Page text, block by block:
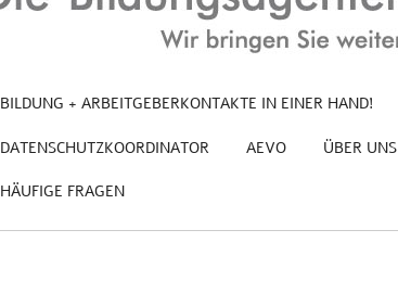
BILDUNG + ARBEITGEBERKONTAKTE IN EINER HAND!
DATENSCHUTZKOORDINATOR AEVO ÜBER UNS
HÄUFIGE FRAGEN